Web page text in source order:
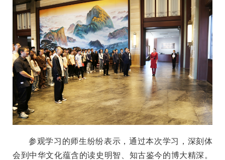
参观学习的师生纷纷表示，通过本次学习，深刻体
会到中华文化蕴含的读史明智、知古鉴今的博大精深。